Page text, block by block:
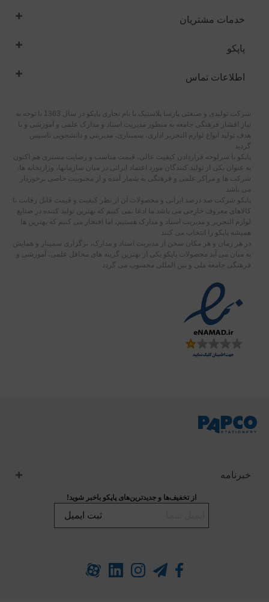
خدمات مشتریان
پاپکو
اطلاعات تماس
شرکت تولیدی و صنعتی پارسا پلاستیک با نام تجاری پاپکو در سال 1363 با توجه به
نیاز اقشار فرهنگی جامعه به منظور مدیریت اسناد و مدارک علمی و آموزشی و با
هدف تولید انواع لوازم التحریر اداری، سمیناری، مدیریتی و دانشجویی تاسیس
گردید
پاپکو با سرلوحه قراردادن کیفیت عالی، قیمت مناسب و رضایت مشتری هم اکنون
به عنوان یکی از تولید کنندگان مورد اعتماد ایرانی در میان سازمانها، وزارتخانه ها،
شرکت ها و مراکز علمی و فرهنگی به شمار آمده و از محبوبیت خاصی برخوردار
می باشد
پاپکو شرکت صد درصد ایرانی و محصولات آن از نظر کیفیت و قیمت قابل رقابت با
کالاهای معروف خارجی می باشد.ما ادعا نمی کنیم که بهترین تولید کننده در صنایع
لوازم التحریر و مدیریت اسناد و مدارک هستیم، اما افتخار می کنیم که بهترین ها
همیشه پاپکو را انتخاب می کنند
در هر زمان و هر مکان سخن از مدیریت اسناد و مدارک، برگزاری سمینار و همایش
به میان می آید محصولات پاپکو یکی از بهترین گزینه های محافل علمی، آموزشی و
فرهنگی جامعه ملی و بین المللی محسوب می گردد
خبرنامه
از تخفیف‌ها و جدیدترین‌های پاپکو باخبر شوید!
ثبت ایمیل